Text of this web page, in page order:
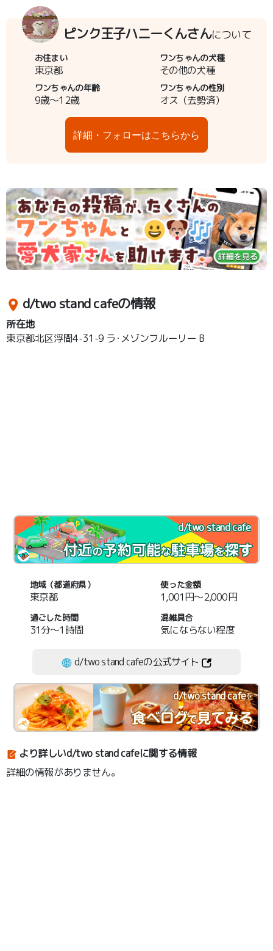
ピンク王子ハニーくんさんについて
お住まい
東京都
ワンちゃんの犬種
その他の犬種
ワンちゃんの年齢
9歳～12歳
ワンちゃんの性別
オス（去勢済）
詳細・フォローはこちらから
d/two stand cafeの情報
所在地
東京都北区浮間4-31-9 ラ･メゾンフルーリー B
d/two stand cafe
地域（都道府県）
東京都
使った金額
1,001円～2,000円
過ごした時間
31分～1時間
混雑具合
気にならない程度
d/two stand cafeの公式サイト
d/two stand cafeを
より詳しいd/two stand cafeに関する情報
詳細の情報がありません。